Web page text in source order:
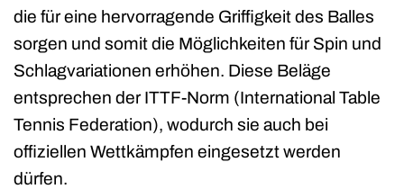
die für eine hervorragende Griffigkeit des Balles
sorgen und somit die Möglichkeiten für Spin und
Schlagvariationen erhöhen. Diese Beläge
entsprechen der ITTF-Norm (International Table
Tennis Federation), wodurch sie auch bei
offiziellen Wettkämpfen eingesetzt werden
dürfen.